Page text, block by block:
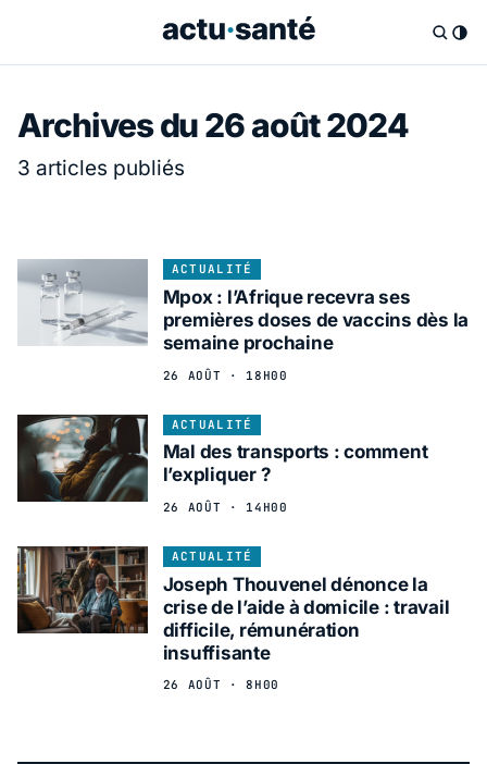
Archives du 26 août 2024
3 articles publiés
ACTUALITÉ
Mpox : l’Afrique recevra ses
premières doses de vaccins dès la
semaine prochaine
26 AOÛT · 18H00
ACTUALITÉ
Mal des transports : comment
l’expliquer ?
26 AOÛT · 14H00
ACTUALITÉ
Joseph Thouvenel dénonce la
crise de l’aide à domicile : travail
difficile, rémunération
insuffisante
26 AOÛT · 8H00